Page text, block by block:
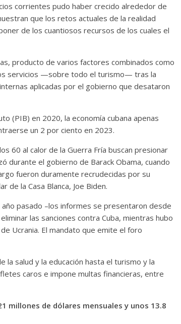
corrientes pudo haber crecido alrededor de
que los retos actuales de la realidad
de los cuantiosos recursos de los cuales el
producto de varios factores combinados como
servicios —sobre todo el turismo— tras la
aplicadas por el gobierno que desataron
(PIB) en 2020, la economía cubana apenas
un 2 por ciento en 2023.
60 al calor de la Guerra Fría buscan presionar
durante el gobierno de Barack Obama, cuando
fueron duramente recrudecidas por su
de la Casa Blanca, Joe Biden.
pasado –los informes se presentaron desde
las sanciones contra Cuba, mientras hubo
Ucrania. El mandato que emite el foro
la salud y la educación hasta el turismo y la
caros e impone multas financieras, entre
millones de dólares mensuales y unos 13.8